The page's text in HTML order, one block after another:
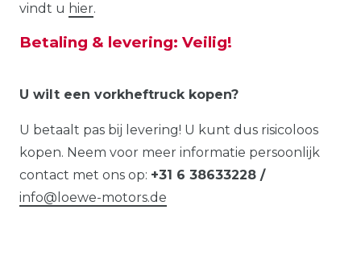
vindt u hier.
Betaling & levering: Veilig!
U wilt een vorkheftruck kopen?
U betaalt pas bij levering! U kunt dus risicoloos
kopen. Neem voor meer informatie persoonlijk
contact met ons op: +31 6 38633228 /
info@loewe-motors.de